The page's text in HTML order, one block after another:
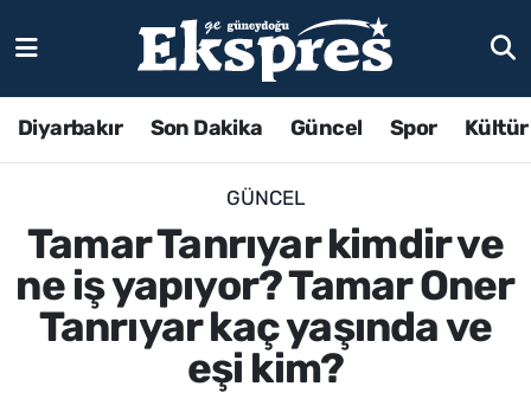
Diyarbakır Son Dakika Güncel Spor
GÜNCEL
Tamar Tanrıyar kimdir ve
ne iş yapıyor? Tamar Oner
Tanrıyar kaç yaşında ve
eşi kim?